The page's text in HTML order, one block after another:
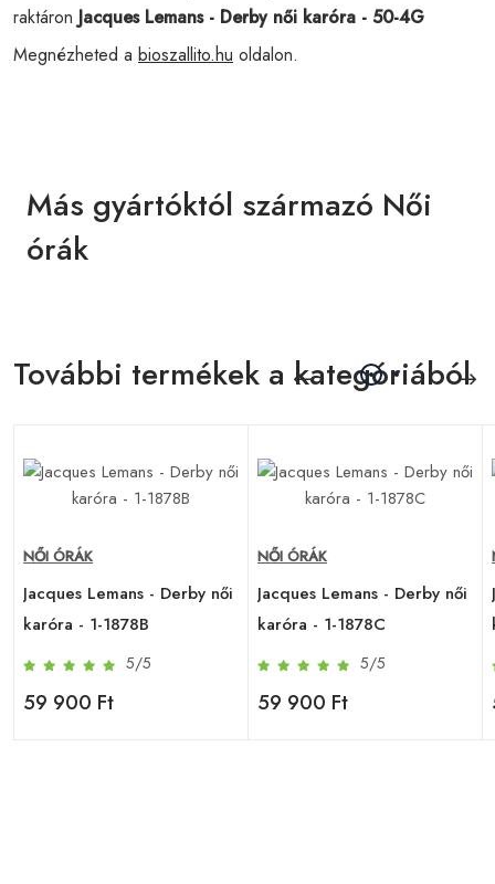
raktáron Jacques Lemans - Derby női karóra - 50-4G
Megnézheted a bioszallito.hu oldalon.
Más gyártóktól származó Női
órák
További termékek a kategóriából
NŐI ÓRÁK
Jacques Lemans - Derby női
karóra - 1-1878B
5/5
59 900 Ft
NŐI ÓRÁK
Jacques Lemans - Derby női
karóra - 1-1878C
5/5
59 900 Ft